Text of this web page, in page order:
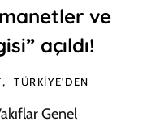
ve
açıldı!
TÜRKIYE'DEN
Genel